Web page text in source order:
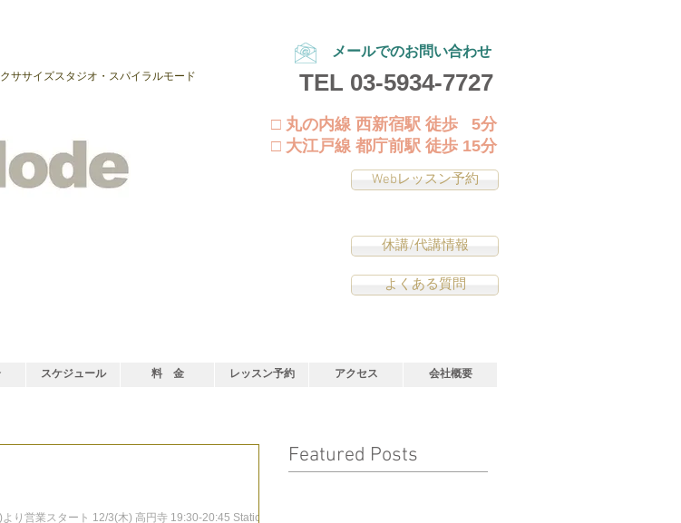
ササイズスタジオ・スパイラルモード
メールでのお問い合わせ
TEL 03-5934-7727
□ 丸の内線 西新宿駅 徒歩 5分
□ 大江戸線 都庁前駅 徒歩 15分
Webレッスン予約
休講/代講情報
よくある質問
スケジュール 料 金 レッスン予約 アクセス 会社概要
り営業スタート 12/3(木) 高円寺 19:30-20:45 Static
Featured Posts